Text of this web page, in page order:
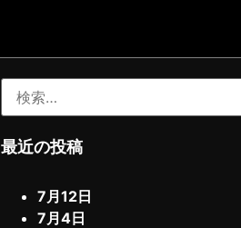
最近の投稿
7月12日
7月4日